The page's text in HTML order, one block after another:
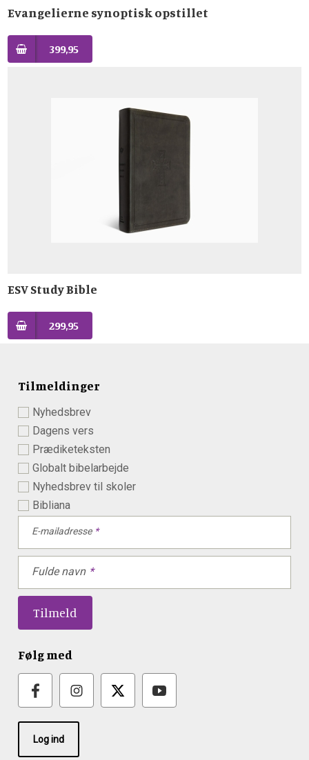
Evangelierne synoptisk opstillet
399,95
ESV Study Bible
299,95
Tilmeldinger
Nyhedsbrev
Dagens vers
Prædiketeksten
Globalt bibelarbejde
Nyhedsbrev til skoler
Bibliana
E-mailadresse
Fulde navn
Følg med
Log ind